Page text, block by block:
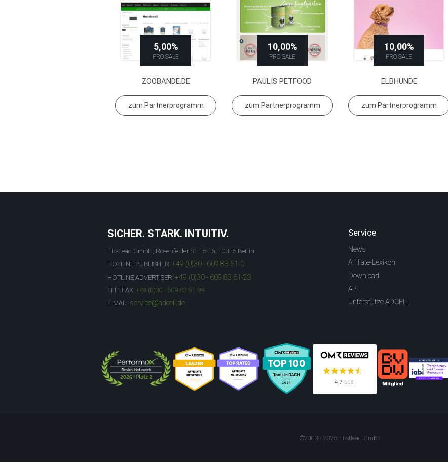
5,00%
PRO SALE
ZOOBANDE.DE
zum Partnerprogramm
10,00%
PRO SALE
PAULIS PETFOOD
zum Partnerprogramm
10,00%
PRO SALE
ELBHUNDE
zum Partnerprogramm
SICHER. STARK. INTUITIV.
Firstlead GmbH, Rosenfelder St. 15-16, 10315 Berlin
HOTLINE PUBLISHER: +49 (0)30 - 609 83 61-0
HOTLINE ADVERTISER: +49 (0)30 - 609 83 61-23
TELEFAX: +49 (0)30 - 609 83 61-99
E-MAIL: service@adcell.de
Service
News
Affiliate-Lexikon
Download
API
Unterstütze ADCELL
©2003 - 2026 Firstlead GmbH